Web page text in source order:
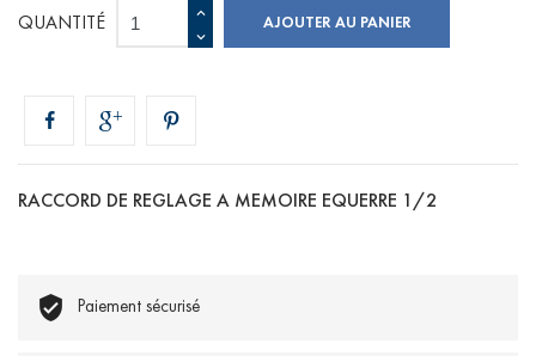
QUANTITÉ AJOUTER AU PANIER
RACCORD DE REGLAGE A MEMOIRE EQUERRE 1/2
Paiement sécurisé